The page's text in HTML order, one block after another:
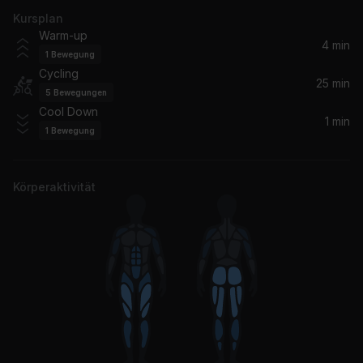
Speed of Sound
Coldplay
All In A Dream (feat. DJ Tennis & Joseph Ashworth)
LP Giobbi, Joseph Ashworth, DJ Tennis
bury a friend
Sabrina Carpenter
Kursplan
Warm-up
1 Bewegung
4 min
Cycling
5 Bewegungen
25 min
Cool Down
1 Bewegung
1 min
Körperaktivität